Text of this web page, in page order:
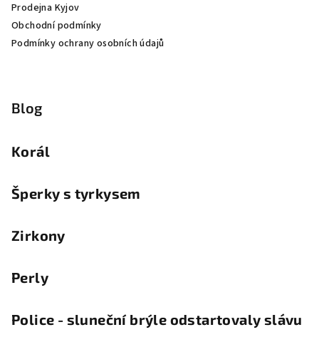
Prodejna Kyjov
Obchodní podmínky
Podmínky ochrany osobních údajů
Blog
Korál
Šperky s tyrkysem
Zirkony
Perly
Police - sluneční brýle odstartovaly slávu